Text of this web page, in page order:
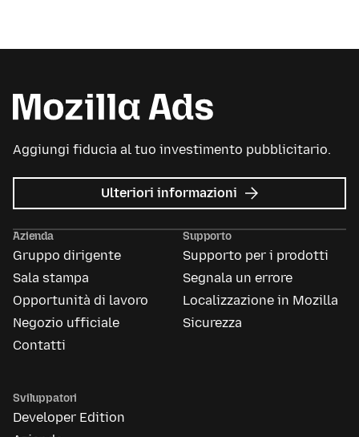
Aggiungi fiducia al tuo investimento pubblicitario.
Ulteriori informazioni su
Mozilla
Azienda
Gruppo dirigente
Sala stampa
Opportunità di lavoro
Negozio ufficiale
Contatti
Supporto
Supporto per i prodotti
Segnala un errore
Localizzazione in Mozilla
Sicurezza
Sviluppatori
Developer Edition